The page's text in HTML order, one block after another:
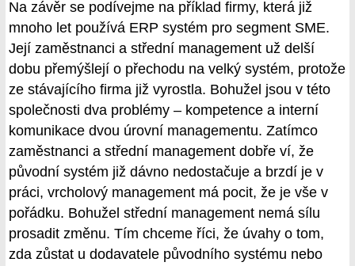
Na závěr se podívejme na příklad firmy, která již
mnoho let používá ERP systém pro segment SME.
Její zaměstnanci a střední management už delší
dobu přemýšlejí o přechodu na velký systém, protože
ze stávajícího firma již vyrostla. Bohužel jsou v této
společnosti dva problémy – kompetence a interní
komunikace dvou úrovní managementu. Zatímco
zaměstnanci a střední management dobře ví, že
původní systém již dávno nedostačuje a brzdí je v
práci, vrcholový management má pocit, že je vše v
pořádku. Bohužel střední management nemá sílu
prosadit změnu. Tím chceme říci, že úvahy o tom,
zda zůstat u dodavatele původního systému nebo